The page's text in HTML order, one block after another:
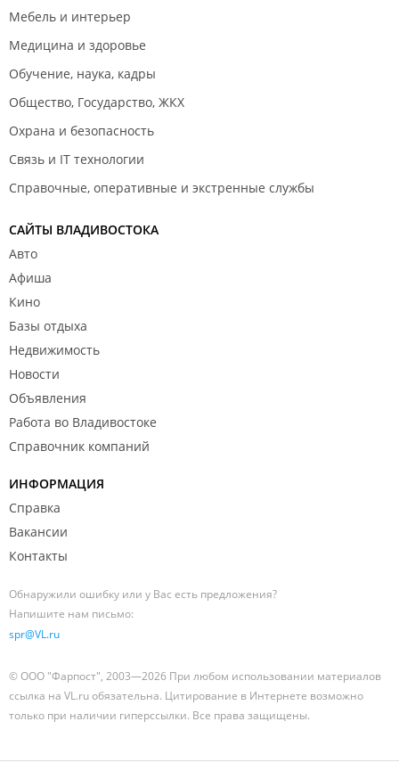
Мебель и интерьер
Медицина и здоровье
Обучение, наука, кадры
Общество, Государство, ЖКХ
Охрана и безопасность
Связь и IT технологии
Справочные, оперативные и экстренные службы
САЙТЫ ВЛАДИВОСТОКА
Авто
Афиша
Кино
Базы отдыха
Недвижимость
Новости
Объявления
Работа во Владивостоке
Справочник компаний
ИНФОРМАЦИЯ
Справка
Вакансии
Контакты
Обнаружили ошибку или у Вас есть предложения?
Напишите нам письмо:
spr@VL.ru
© ООО "Фарпост", 2003—2026 При любом использовании материалов
ссылка на VL.ru обязательна. Цитирование в Интернете возможно
только при наличии гиперссылки. Все права защищены.